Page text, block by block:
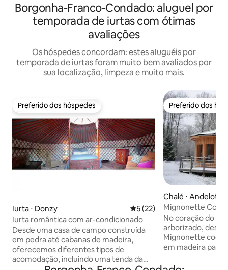
Borgonha-Franco-Condado: aluguel por
temporada de iurtas com ótimas
avaliações
Os hóspedes concordam: estes aluguéis por
temporada de iurtas foram muito bem avaliados por
sua localização, limpeza e muito mais.
Preferido dos hóspedes
Preferido dos hóspedes
Iurta ⋅ Donzy 5 de uma avaliação média
5 (22)
Iurta romântica com ar-condicionado
Desde uma casa de campo construída
em pedra até cabanas de madeira,
oferecemos diferentes tipos de
acomodação, incluindo uma tenda da
Preferido dos
Preferido dos
Chalé ⋅ Andelot-
e
Mignonette
sauna
No coração do
arborizado,
Mignonette
em madeira para
amigos.